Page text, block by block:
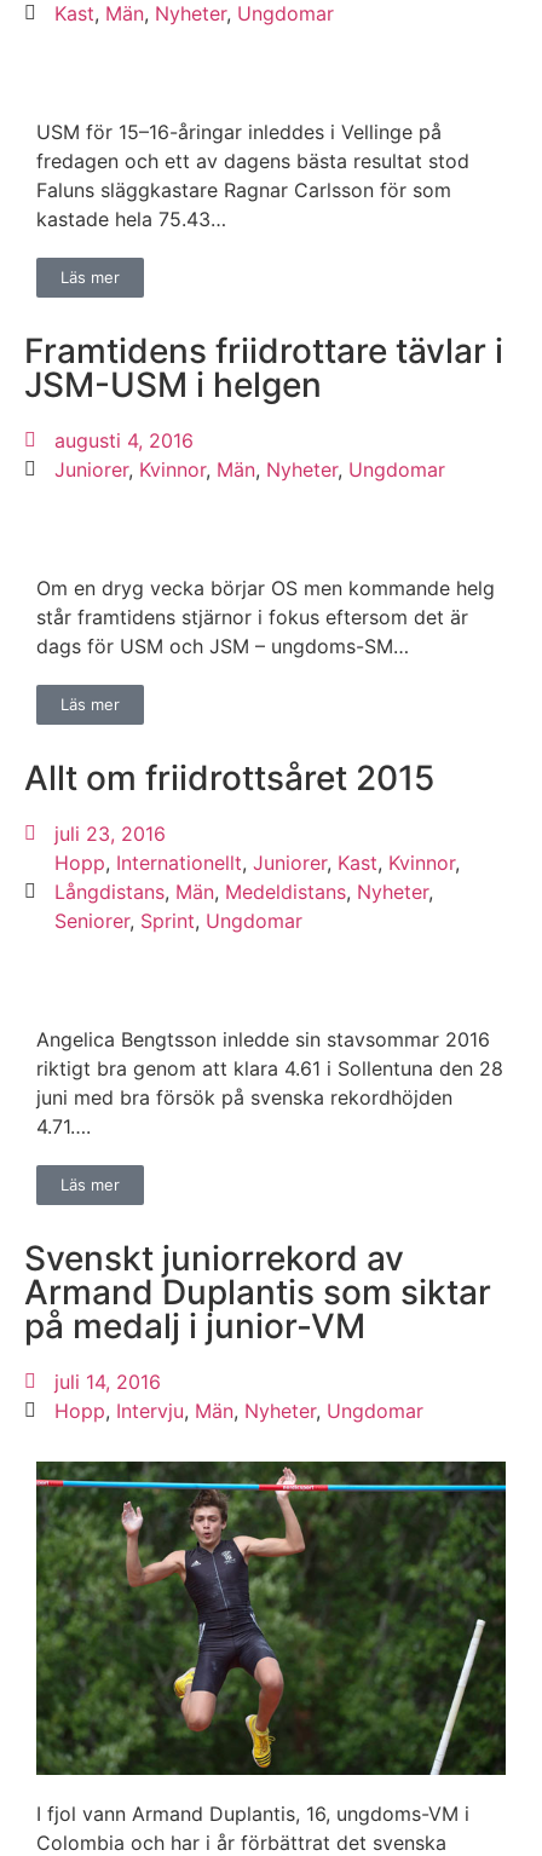
Kast, Män, Nyheter, Ungdomar
USM för 15–16-åringar inleddes i Vellinge på
fredagen och ett av dagens bästa resultat stod
Faluns släggkastare Ragnar Carlsson för som
kastade hela 75.43…
Läs mer
Framtidens friidrottare tävlar i
JSM-USM i helgen
augusti 4, 2016
Juniorer, Kvinnor, Män, Nyheter, Ungdomar
Om en dryg vecka börjar OS men kommande helg
står framtidens stjärnor i fokus eftersom det är
dags för USM och JSM – ungdoms-SM…
Läs mer
Allt om friidrottsåret 2015
juli 23, 2016
Hopp, Internationellt, Juniorer, Kast, Kvinnor,
Långdistans, Män, Medeldistans, Nyheter,
Seniorer, Sprint, Ungdomar
Angelica Bengtsson inledde sin stavsommar 2016
riktigt bra genom att klara 4.61 i Sollentuna den 28
juni med bra försök på svenska rekordhöjden
4.71….
Läs mer
Svenskt juniorrekord av
Armand Duplantis som siktar
på medalj i junior-VM
juli 14, 2016
Hopp, Intervju, Män, Nyheter, Ungdomar
I fjol vann Armand Duplantis, 16, ungdoms-VM i
Colombia och har i år förbättrat det svenska